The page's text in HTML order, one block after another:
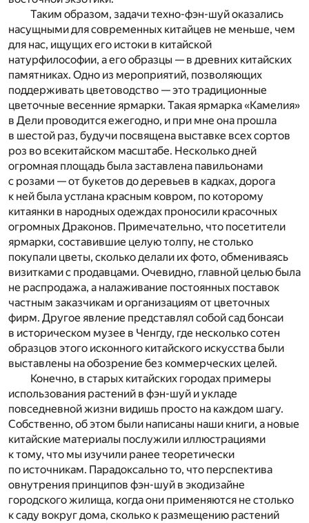
Таким образом, задачи техно-фэн-шуй оказались
насущными для современных китайцев не меньше, чем
для нас, ищущих его истоки в китайской
натурфилософии, а его образцы — в древних китайских
памятниках. Одно из мероприятий, позволяющих
поддерживать цветоводство — это традиционные
цветочные весенние ярмарки. Такая ярмарка «Камелия»
в Дели проводится ежегодно, и при мне она прошла
в шестой раз, будучи посвящена выставке всех сортов
роз во всекитайском масштабе. Несколько дней
огромная площадь была заставлена павильонами
с розами — от букетов до деревьев в кадках, дорога
к ней была устлана красным ковром, по которому
китаянки в народных одеждах проносили красочных
огромных Драконов. Примечательно, что посетители
ярмарки, составившие целую толпу, не столько
покупали цветы, сколько делали их фото, обмениваясь
визитками с продавцами. Очевидно, главной целью была
не распродажа, а налаживание постоянных поставок
частным заказчикам и организациям от цветочных
фирм. Другое явление представлял собой сад бонсаи
в историческом музее в Ченгду, где несколько сотен
образцов этого исконного китайского искусства были
выставлены на обозрение без коммерческих целей.
Конечно, в старых китайских городах примеры
использования растений в фэн-шуй и укладе
повседневной жизни видишь просто на каждом шагу.
Собственно, об этом были написаны наши книги, а новые
китайские материалы послужили иллюстрациями
к тому, что мы изучили ранее теоретически
по источникам. Парадоксально то, что перспектива
овнутрения принципов фэн-шуй в экодизайне
городского жилища, когда они применяются не столько
к саду вокруг дома, сколько к размещению растений